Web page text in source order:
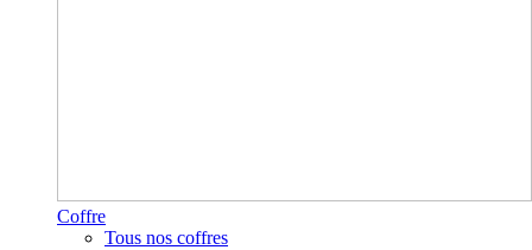
Coffre
Tous nos coffres